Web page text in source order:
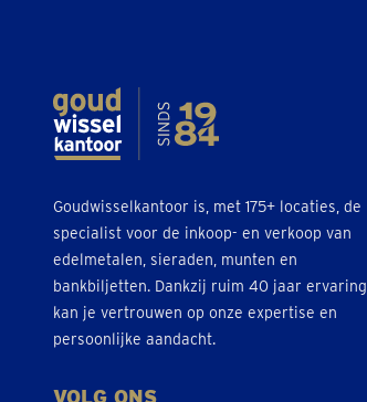
Goudwisselkantoor is, met 175+ locaties, de
specialist voor de inkoop- en verkoop van
edelmetalen, sieraden, munten en
bankbiljetten. Dankzij ruim 40 jaar ervaring
kan je vertrouwen op onze expertise en
persoonlijke aandacht.
VOLG ONS